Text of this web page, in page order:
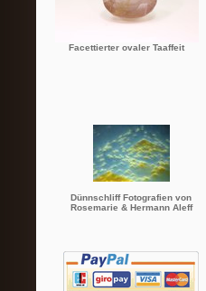
Facettierter ovaler Taaffeit
Dünnschliff Fotografien von
Rosemarie & Hermann Aleff